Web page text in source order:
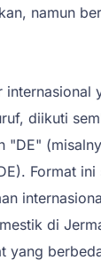
namun
internasional
diikuti
"DE"
Format
di
yang